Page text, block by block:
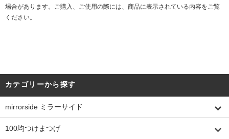
場合があります。ご購入、ご使用の際には、商品に表示されている内容をご覧
ください。
カテゴリーから探す
mirrorside ミラーサイド
100均つけまつげ